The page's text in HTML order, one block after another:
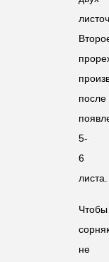
после
5-
6
листа.
Чтобы
не